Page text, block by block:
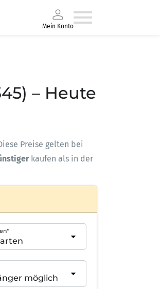
Mein Konto
– Heute
Preise gelten bei
kaufen als in der